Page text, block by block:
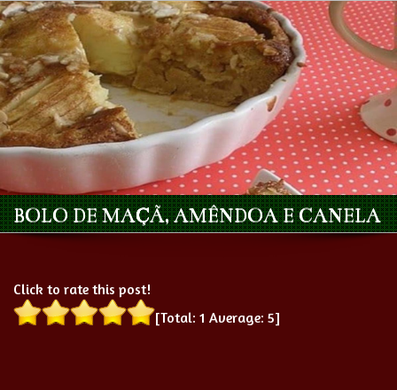
BOLO DE MAÇÃ, AMÊNDOA E CANELA
Click to rate this post!
[Total: 1 Average: 5]